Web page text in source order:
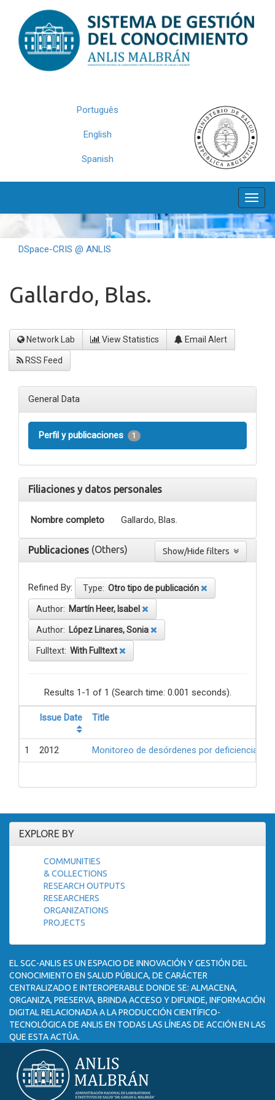
navigation
Português
English
Spanish
DSpace-CRIS @ ANLIS
Gallardo, Blas.
Network Lab View Statistics Email Alert
RSS Feed
General Data
Perfil y publicaciones 1
Filiaciones y datos personales
Nombre completo Gallardo, Blas.
Publicaciones (Others)
Refined By: Type: Otro tipo de publicación
Author: Martín Heer, Isabel
Author: López Linares, Sonia
Fulltext: With Fulltext
Results 1-1 of 1 (Search time: 0.001 seconds).
Issue Date Title
1 2012 Monitoreo de desórdenes por deficiencia
EXPLORE BY
COMMUNITIES
& COLLECTIONS
RESEARCH OUTPUTS
RESEARCHERS
ORGANIZATIONS
PROJECTS
EL SGC-ANLIS ES UN ESPACIO DE INNOVACIÓN Y GESTIÓN DEL
CONOCIMIENTO EN SALUD PÚBLICA, DE CARÁCTER
CENTRALIZADO E INTEROPERABLE DONDE SE: ALMACENA,
ORGANIZA, PRESERVA, BRINDA ACCESO Y DIFUNDE, INFORMACIÓN
DIGITAL RELACIONADA A LA PRODUCCIÓN CIENTÍFICO-
TECNOLÓGICA DE ANLIS EN TODAS LAS LÍNEAS DE ACCIÓN EN LAS
QUE ESTA ACTÚA.